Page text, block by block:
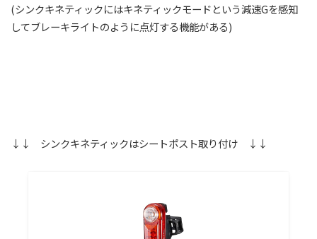
(シンクキネティックにはキネティックモードという減速Gを感知
してブレーキライトのように点灯する機能がある)
↓↓ シンクキネティックはシートポスト取り付け ↓↓